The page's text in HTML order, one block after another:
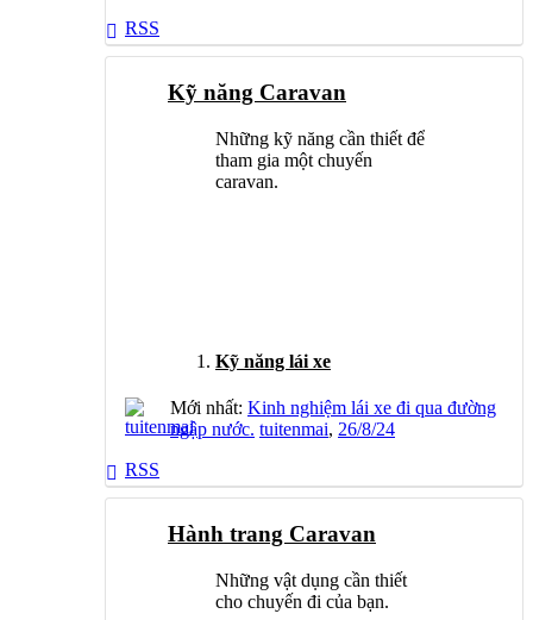
RSS
Kỹ năng Caravan
Những kỹ năng cần thiết để
tham gia một chuyến
caravan.
Kỹ năng lái xe
Mới nhất: Kinh nghiệm lái xe đi qua đường
ngập nước. tuitenmai, 26/8/24
RSS
Hành trang Caravan
Những vật dụng cần thiết
cho chuyến đi của bạn.